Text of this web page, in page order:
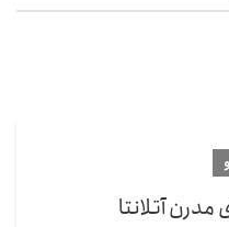
آتلانتا